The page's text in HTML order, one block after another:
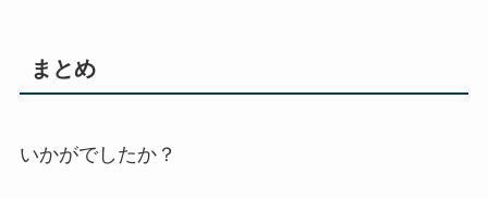
まとめ
いかがでしたか？